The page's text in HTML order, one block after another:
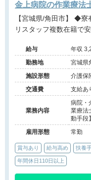
金上病院の作業療法
【宮城県/角田市】 ◆寮有、託児所有◆福利厚生充実◆リハビ
リスタッフ複数在籍で
給与
勤務地
宮城県
施設形態
介護保
問看護
交通費 支給あ
業務内容
病院・
業療法
動手段
雇用形態
常勤
賞与あり 給与高め 扶養
年間休日110日以上